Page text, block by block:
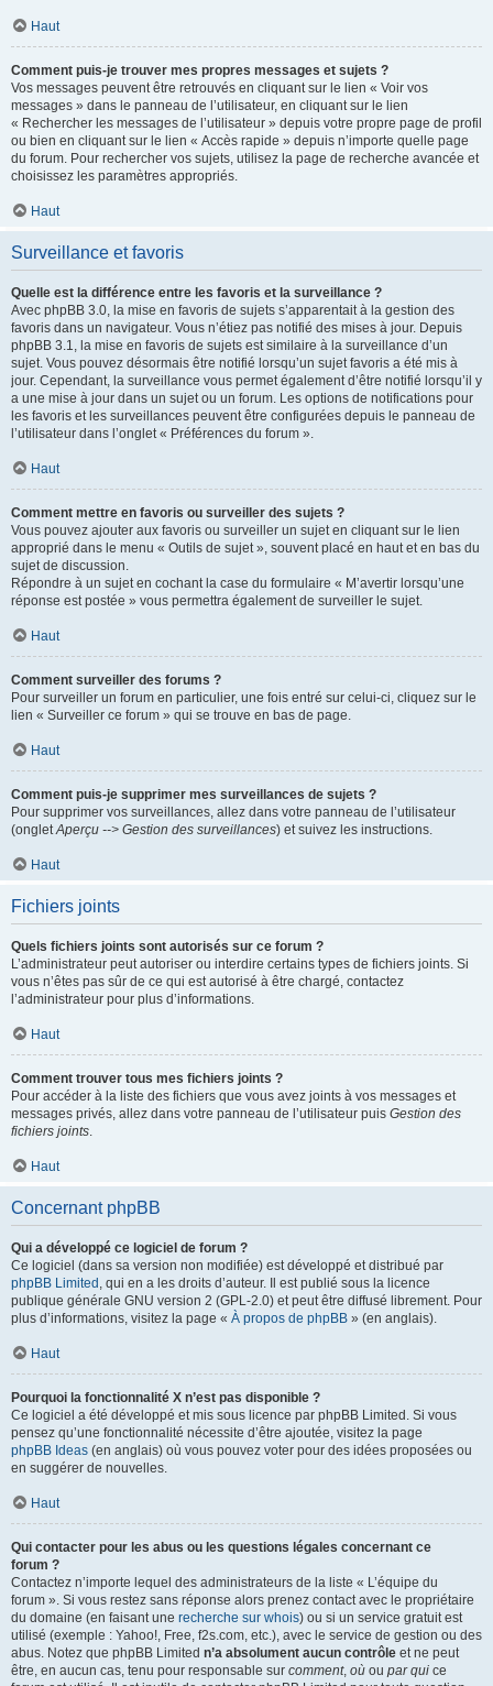
Haut
Comment puis-je trouver mes propres messages et sujets ?
Vos messages peuvent être retrouvés en cliquant sur le lien « Voir vos
messages » dans le panneau de l’utilisateur, en cliquant sur le lien
« Rechercher les messages de l’utilisateur » depuis votre propre page de profil
ou bien en cliquant sur le lien « Accès rapide » depuis n’importe quelle page
du forum. Pour rechercher vos sujets, utilisez la page de recherche avancée et
choisissez les paramètres appropriés.
Haut
Surveillance et favoris
Quelle est la différence entre les favoris et la surveillance ?
Avec phpBB 3.0, la mise en favoris de sujets s’apparentait à la gestion des
favoris dans un navigateur. Vous n’étiez pas notifié des mises à jour. Depuis
phpBB 3.1, la mise en favoris de sujets est similaire à la surveillance d’un
sujet. Vous pouvez désormais être notifié lorsqu’un sujet favoris a été mis à
jour. Cependant, la surveillance vous permet également d’être notifié lorsqu’il y
a une mise à jour dans un sujet ou un forum. Les options de notifications pour
les favoris et les surveillances peuvent être configurées depuis le panneau de
l’utilisateur dans l’onglet « Préférences du forum ».
Haut
Comment mettre en favoris ou surveiller des sujets ?
Vous pouvez ajouter aux favoris ou surveiller un sujet en cliquant sur le lien
approprié dans le menu « Outils de sujet », souvent placé en haut et en bas du
sujet de discussion.
Répondre à un sujet en cochant la case du formulaire « M’avertir lorsqu’une
réponse est postée » vous permettra également de surveiller le sujet.
Haut
Comment surveiller des forums ?
Pour surveiller un forum en particulier, une fois entré sur celui-ci, cliquez sur le
lien « Surveiller ce forum » qui se trouve en bas de page.
Haut
Comment puis-je supprimer mes surveillances de sujets ?
Pour supprimer vos surveillances, allez dans votre panneau de l’utilisateur
(ongletAperçu --> Gestion des surveillances) et suivez les instructions.
Haut
Fichiers joints
Quels fichiers joints sont autorisés sur ce forum ?
L’administrateur peut autoriser ou interdire certains types de fichiers joints. Si
vous n’êtes pas sûr de ce qui est autorisé à être chargé, contactez
l’administrateur pour plus d’informations.
Haut
Comment trouver tous mes fichiers joints ?
Pour accéder à la liste des fichiers que vous avez joints à vos messages et
messages privés, allez dans votre panneau de l’utilisateur puis Gestion des
fichiers joints.
Haut
Concernant phpBB
Qui a développé ce logiciel de forum ?
Ce logiciel (dans sa version non modifiée) est développé et distribué par
phpBB Limited , qui en a les droits d’auteur. Il est publié sous la licence
publique générale GNU version 2 (GPL-2.0) et peut être diffusé librement. Pour
plus d’informations, visitez la page « À propos de phpBB » (en anglais).
Haut
Pourquoi la fonctionnalité X n’est pas disponible ?
Ce logiciel a été développé et mis sous licence par phpBB Limited. Si vous
pensez qu’une fonctionnalité nécessite d’être ajoutée, visitez la page
phpBB Ideas (en anglais) où vous pouvez voter pour des idées proposées ou
en suggérer de nouvelles.
Haut
Qui contacter pour les abus ou les questions légales concernant ce
forum ?
Contactez n’importe lequel des administrateurs de la liste « L’équipe du
forum ». Si vous restez sans réponse alors prenez contact avec le propriétaire
du domaine (en faisant une recherche sur whois) ou si un service gratuit est
utilisé (exemple : Yahoo!, Free, f2s.com, etc.), avec le service de gestion ou des
abus. Notez que phpBB Limited n’a absolument aucun contrôle et ne peut
être, en aucun cas, tenu pour responsable sur comment, où ou par qui ce